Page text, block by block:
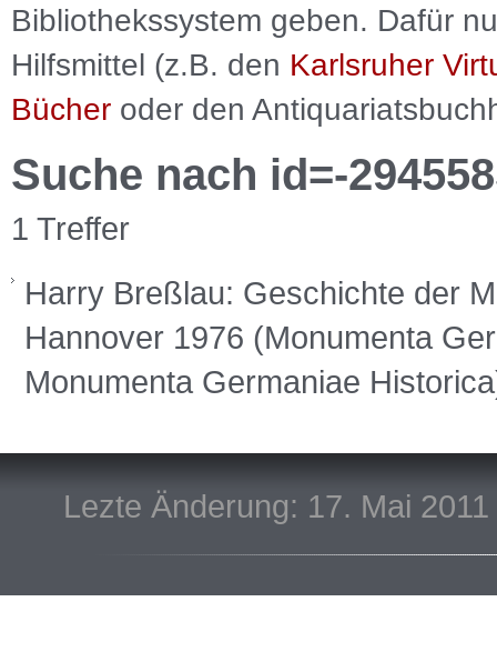
Bibliothekssystem geben. Dafür
Hilfsmittel (z.B. den Karlsruher
Bücher oder den
Suche nach id=-
1 Treffer
Harry Breßlau: Geschichte der
Hannover 1976 (Monumenta
Monumenta Germaniae
Lezte Änderung: 17. Mai